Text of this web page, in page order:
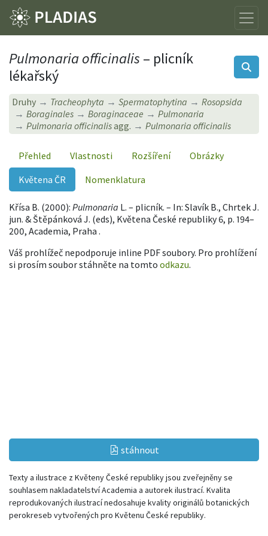
Pulmonaria officinalis – plicník
lékařský
Druhy Tracheophyta Spermatophytina
Rosopsida
Boraginales
Boraginaceae
Pulmonaria
Pulmonaria officinalisagg. Pulmonaria officinalis
Přehled Vlastnosti Rozšíření
Obrázky
Květena ČR
Nomenklatura
Křísa B. (2000): Pulmonaria L. – plicník. – In: Slavík B., Chrtek J.
jun. & Štěpánková J. (eds), Květena České republiky 6, p. 194–
200, Academia, Praha .
Váš prohlížeč nepodporuje inline PDF soubory. Pro prohlížení
si prosím soubor stáhněte na tomto odkazu.
stáhnout
Texty a ilustrace z Květeny České republiky jsou zveřejněny se
souhlasem nakladatelství Academia a autorek ilustrací. Kvalita
reprodukovaných ilustrací nedosahuje kvality originálů botanických
perokreseb vytvořených pro Květenu České republiky.